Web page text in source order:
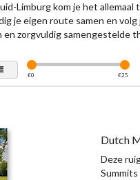
Limburg kom je het
je eigen route samen en
en zorgvuldig samengestelde
€0 €25
Dutch
Deze